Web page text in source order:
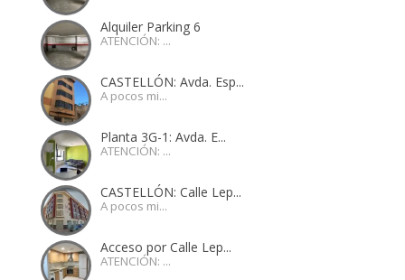
Alquiler Parking 6
ATENCIÓN: ...
CASTELLÓN: Avda. Esp...
A pocos mi...
Planta 3G-1: Avda. E...
ATENCIÓN: ...
CASTELLÓN: Calle Lep...
A pocos mi...
Acceso por Calle Lep...
ATENCIÓN: ...